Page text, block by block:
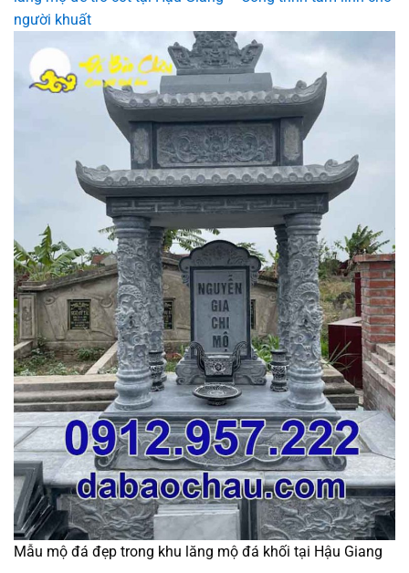
người khuất
Mẫu mộ đá đẹp trong khu lăng mộ đá khối tại Hậu Giang